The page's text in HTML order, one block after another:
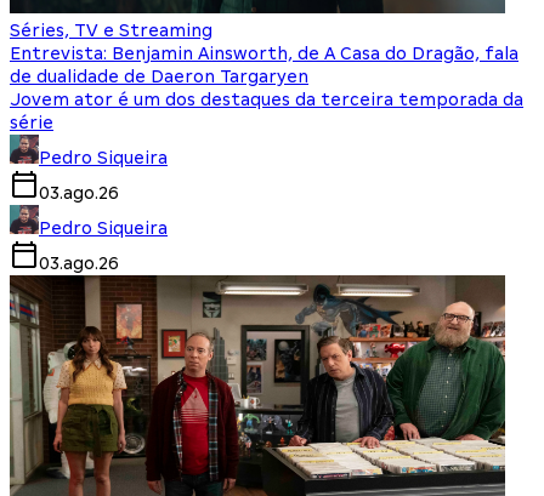
Séries, TV e Streaming
Entrevista: Benjamin Ainsworth, de A Casa do Dragão, fala
de dualidade de Daeron Targaryen
Jovem ator é um dos destaques da terceira temporada da
série
Pedro Siqueira
03.ago.26
Pedro Siqueira
03.ago.26